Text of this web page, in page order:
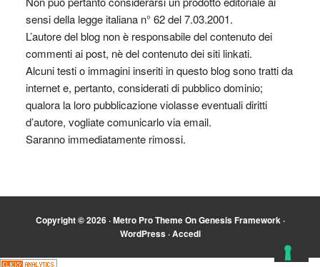
sensi della legge italiana n° 62 del 7.03.2001.
L’autore del blog non è responsabile del contenuto dei
commenti ai post, nè del contenuto dei siti linkati.
Alcuni testi o immagini inseriti in questo blog sono tratti da
internet e, pertanto, considerati di pubblico dominio;
qualora la loro pubblicazione violasse eventuali diritti
d’autore, vogliate comunicarlo via email.
Saranno immediatamente rimossi.
Copyright © 2026 ·Metro Pro ThemeOnGenesis Framework·
WordPress·Accedi